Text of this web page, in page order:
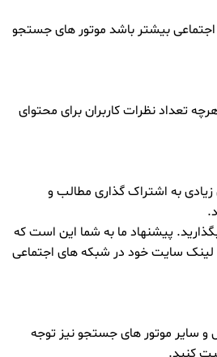
اجتماعی بیشتر باشد موتور های جستجو
تعداد نظرات کاربران برای محتوای
به اشتراک گذاری مطالب و
پیشنهاد ما به شما این است که
لینک سایت خود در شبکه های اجتماعی
و سایر موتور های جستجو نیز توجه